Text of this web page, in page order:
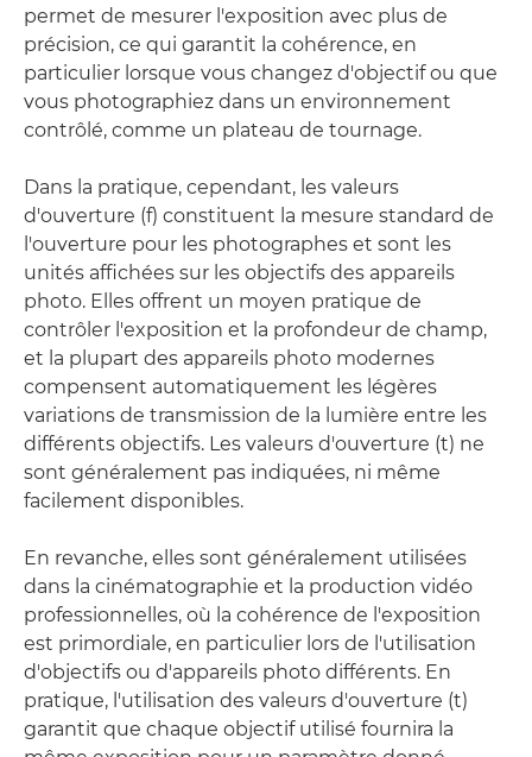
permet de mesurer l'exposition avec plus de
précision, ce qui garantit la cohérence, en
particulier lorsque vous changez d'objectif ou que
vous photographiez dans un environnement
contrôlé, comme un plateau de tournage.
Dans la pratique, cependant, les valeurs
d'ouverture (f) constituent la mesure standard de
l'ouverture pour les photographes et sont les
unités affichées sur les objectifs des appareils
photo. Elles offrent un moyen pratique de
contrôler l'exposition et la profondeur de champ,
et la plupart des appareils photo modernes
compensent automatiquement les légères
variations de transmission de la lumière entre les
différents objectifs. Les valeurs d'ouverture (t) ne
sont généralement pas indiquées, ni même
facilement disponibles.
En revanche, elles sont généralement utilisées
dans la cinématographie et la production vidéo
professionnelles, où la cohérence de l'exposition
est primordiale, en particulier lors de l'utilisation
d'objectifs ou d'appareils photo différents. En
pratique, l'utilisation des valeurs d'ouverture (t)
garantit que chaque objectif utilisé fournira la